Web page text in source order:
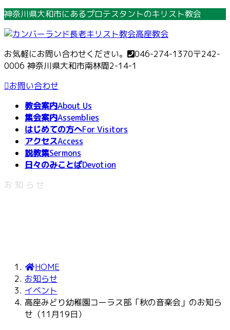
コ
テ
ン
ツ
へ
ス
ナ
ゲ
ー
シ
ョ
ン
神奈川県大和市にあるプロテスタントのキリスト教会
お気軽にお問い合わせください。 046-274-1370〒242-
0006 神奈川県大和市南林間2-14-1
お問い合わせ
教会案内About Us
集会案内Assemblies
はじめての方へFor Visitors
アクセスAccess
説教集Sermons
日々のみことばDevotion
お知らせ
HOME
お知らせ
イベント
高座みどり幼稚園コーラス部「秋の音楽会」のお知ら
せ（11月19日）